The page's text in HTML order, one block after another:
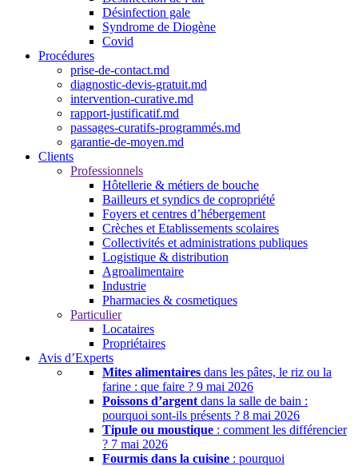
Désinfection gale
Syndrome de Diogène
Covid
Procédures
prise-de-contact.md
diagnostic-devis-gratuit.md
intervention-curative.md
rapport-justificatif.md
passages-curatifs-programmés.md
garantie-de-moyen.md
Clients
Professionnels
Hôtellerie & métiers de bouche
Bailleurs et syndics de copropriété
Foyers et centres d’hébergement
Crèches et Etablissements scolaires
Collectivités et administrations publiques
Logistique & distribution
Agroalimentaire
Industrie
Pharmacies & cosmetiques
Particulier
Locataires
Propriétaires
Avis d’Experts
Mites alimentaires dans les pâtes, le riz ou la
farine : que faire ? 9 mai 2026
Poissons d’argent dans la salle de bain :
pourquoi sont-ils présents ? 8 mai 2026
Tipule ou moustique : comment les différencier
? 7 mai 2026
Fourmis dans la cuisine : pourquoi